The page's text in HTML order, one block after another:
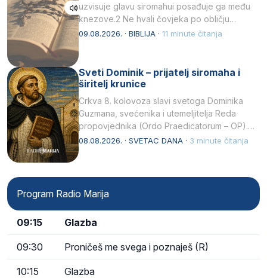
uzvisuje glavu siromahui posađuje ga među
knezove.2 Ne hvali čovjeka po obličju
njegovui…
09.08.2026. · BIBLIJA · 11 minute čitanja
Sveti Dominik – prijatelj siromaha i
širitelj krunice
Crkva 8. kolovoza slavi svetoga Dominika
Guzmana, svećenika i utemeljitelja Reda
propovjednika (Ordo Praedicatorum – OP).
Svojim životom, dubokom ljubavlju prema
08.08.2026. · SVETAC DANA · 3 minute čitanja
Program Radio Marija
09:15 Glazba
09:30 Proničeš me svega i poznaješ (R)
10:15 Glazba